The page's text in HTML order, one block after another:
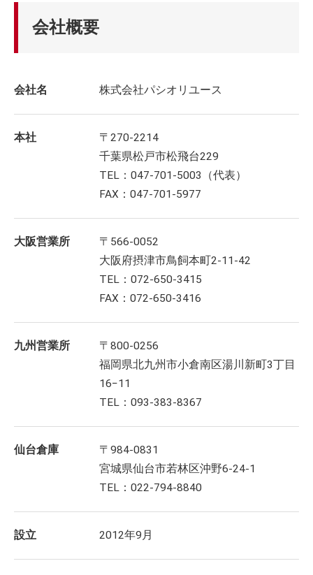
会社概要
会社名 株式会社パシオリユース
本社
〒270-2214
千葉県松戸市松飛台229
TEL：047-701-5003（代表）
FAX：047-701-5977
大阪営業所
〒566-0052
大阪府摂津市鳥飼本町2-11-42
TEL：072-650-3415
FAX：072-650-3416
九州営業所
〒800-0256
福岡県北九州市小倉南区湯川新町3丁目
16−11
TEL：093-383-8367
仙台倉庫
〒984-0831
宮城県仙台市若林区沖野6-24-1
TEL：022-794-8840
設立 2012年9月